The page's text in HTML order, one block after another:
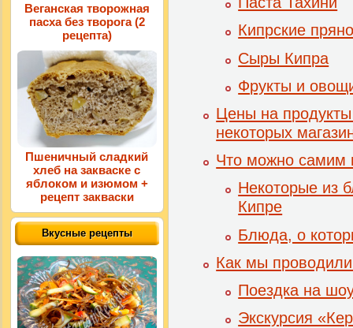
Кипрские
Сыры Кипра
Фрукты и
Цены на
некоторых
Что можно самим
Некоторые из
Кипре
Блюда, о
Как мы
Поездка на
Экскурсия
Веганская творожная
пасха без творога (2
рецепта)
Пшеничный сладкий
хлеб на закваске с
яблоком и изюмом +
рецепт закваски
Вкусные рецепты